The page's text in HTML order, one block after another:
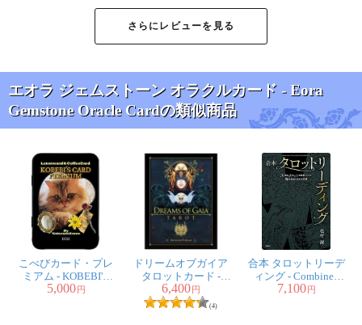
さらにレビューを見る
エオラ ジェムストーン オラクルカード - Eora
Gemstone Oracle Cardの類似商品
こべびカード・プレ
ミアム - KOBEBI'S
CARD PREMIUM
5,000 円
ドリームオブガイア
タロットカード -
Dreams Of Gaia Tarot
6,400 円
(4)
合本 タロットリーデ
ィング - Combined
Tarot Reading
7,100 円